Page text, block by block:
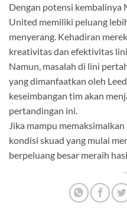
Dengan potensi kembalinya
United memiliki peluang
menyerang. Kehadiran
kreativitas dan efektivitas lini
Namun, masalah di lini
yang dimanfaatkan oleh
keseimbangan tim akan
pertandingan ini.
Jika mampu
kondisi skuad yang mulai
berpeluang besar meraih